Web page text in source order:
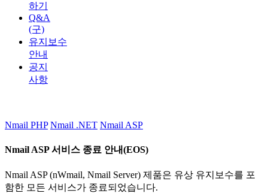
하기
Q&A
(구)
유지보수
안내
공지
사항
Nmail PHP Nmail .NET Nmail ASP
Nmail ASP 서비스 종료 안내(EOS)
Nmail ASP (nWmail, Nmail Server) 제품은 유상 유지보수를 포
함한 모든 서비스가 종료되었습니다.